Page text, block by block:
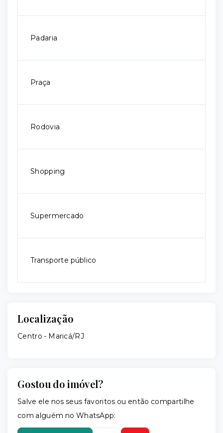
Padaria
Praça
Rodovia
Shopping
Supermercado
Transporte público
Localização
Centro - Maricá/RJ
Gostou do imóvel?
Salve ele nos seus favoritos ou então compartilhe
com alguém no WhatsApp: